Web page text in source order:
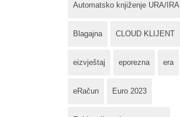
Automatsko knjiženje URA/IRA
Blagajna CLOUD KLIJENT
eizvještaj eporezna era
eRačun Euro 2023